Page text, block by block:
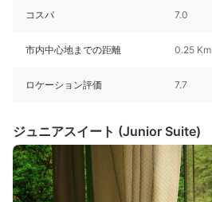
コスパ 7.0
市内中心地までの距離 0.25 Km
ロケーション評価 7.7
ジュニアスイート (Junior Suite)